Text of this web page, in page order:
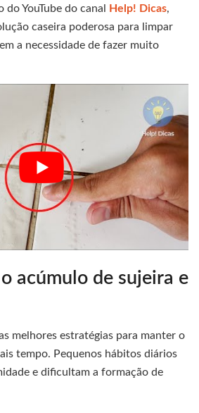
YouTube do canal Help! Dicas,
caseira poderosa para limpar
a necessidade de fazer muito
acúmulo de sujeira e
melhores estratégias para manter o
tempo. Pequenos hábitos diários
e dificultam a formação de